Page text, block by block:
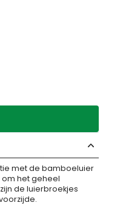
met de bamboeluier
om het geheel
de luierbroekjes